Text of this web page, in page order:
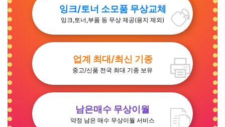
잉크/토너 소모품 무상교체
잉크,토너,부품 등 무상 제공(용지 제외)
업계 최대/최신 기종
중고/신품 전국 최대 기종 보유
남은매수 무상이월
약정 남은 매수 무상이월 서비스